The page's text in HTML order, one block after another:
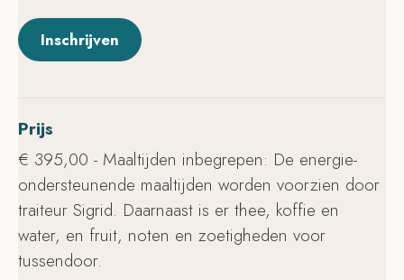
Inschrijven
Prijs
€ 395,00 - Maaltijden inbegrepen: De energie-
ondersteunende maaltijden worden voorzien door
traiteur Sigrid. Daarnaast is er thee, koffie en
water, en fruit, noten en zoetigheden voor
tussendoor.